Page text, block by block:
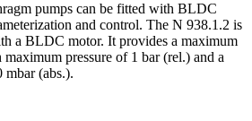
pumps can be fitted with BLDC
and control. The N 938.1.2 is
a BLDC motor. It provides a maximum
pressure of 1 bar (rel.) and a
(abs.).